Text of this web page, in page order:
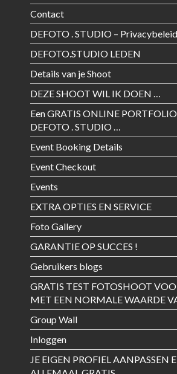
Contact
DEFOTO . STUDIO – Privacybeleid
DEFOTO.STUDIO LEDEN
Details van je Shoot
DEZE SHOOT WIL IK DOEN …
Een GRATIS ONLINE
DEFOTO . STUDIO …
Event Booking Details
Event Checkout
Events
EXTRA OPTIES EN SERVICE
Foto Gallery
GARANTIE OP SUCCES !
Gebruikers blogs
GRATIS TEST FOTOSHOOT
MET EEN NORMALE WAARDE
Group Wall
Inloggen
JE EIGEN PROFIEL AANPASSEN